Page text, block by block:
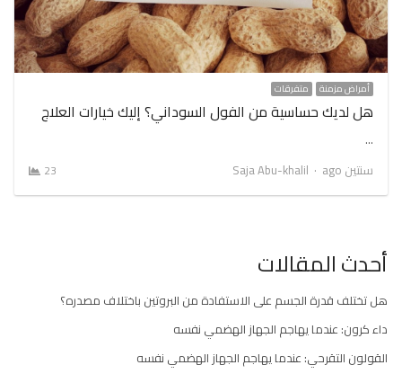
أمراض مزمنة متفرقات
هل لديك حساسية من الفول السوداني؟ إليك خيارات العلاج
…
سنتين ago
Author
Saja Abu-khalil
23
أحدث المقالات
هل تختلف قدرة الجسم على الاستفادة من البروتين باختلاف مصدره؟
داء كرون: عندما يهاجم الجهاز الهضمي نفسه
القولون التقرحي: عندما يهاجم الجهاز الهضمي نفسه